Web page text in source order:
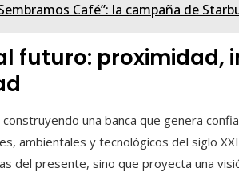
Café”: la campaña de
futuro: proximidad,
construyendo una banca que genera
ambientales y tecnológicos del siglo
del presente, sino que proyecta una